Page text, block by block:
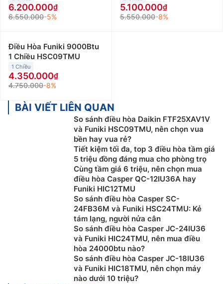
6.200.000
6.550.000-5%
5.100.000
5.550.000-8%
Điều Hòa Funiki 9000Btu
1 Chiều HSC09TMU
1 Chiều
4.350.000
4.750.000-8%
BÀI VIẾT LIÊN QUAN
So sánh điều hòa Daikin FTF25XAV1V
và Funiki HSC09TMU, nên chọn vua
bền hay vua rẻ?
Tiết kiệm tối đa, top 3 điều hòa tầm giá
5 triệu đồng đáng mua cho phòng trọ
Cùng tầm giá 6 triệu, nên chọn mua
điều hòa Casper QC-12IU36A hay
Funiki HIC12TMU
So sánh điều hòa Casper SC-
24FB36M và Funiki HSC24TMU: Kẻ
tám lạng, người nửa cân
So sánh điều hòa Casper JC-24IU36
và Funiki HIC24TMU, nên mua điều
hòa 24000btu nào?
So sánh điều hòa Casper JC-18IU36
và Funiki HIC18TMU, nên chọn máy
nào dưới 10 triệu?